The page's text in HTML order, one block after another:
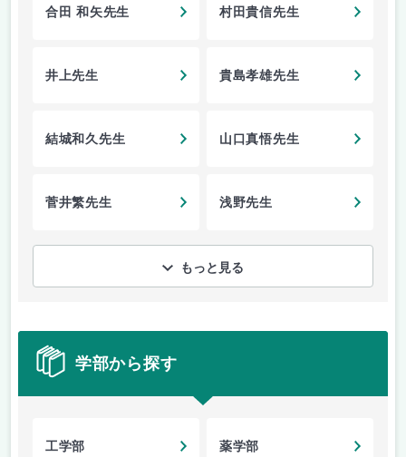
合田 和矢先生 村田貴信先生
井上先生 貴島孝雄先生
結城和久先生 山口真悟先生
菅井繁先生 浅野先生
もっと見る
学部から探す
工学部 薬学部